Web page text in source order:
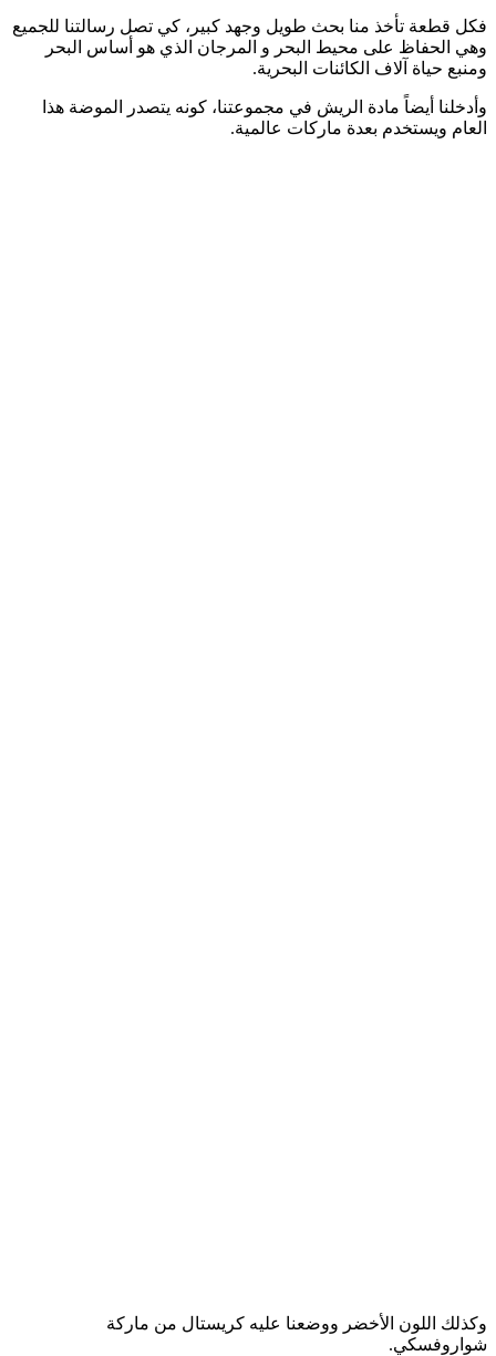
فكل قطعة تأخذ منا بحث طويل وجهد كبير، كي تصل رسالتنا للجميع
وهي الحفاظ على محيط البحر و المرجان الذي هو أساس البحر
ومنبع حياة آلاف الكائنات البحرية.
وأدخلنا أيضاً مادة الريش في مجموعتنا، كونه يتصدر الموضة هذا
العام ويستخدم بعدة ماركات عالمية.
وكذلك اللون الأخضر ووضعنا عليه كريستال من ماركة
شواروفسكي.